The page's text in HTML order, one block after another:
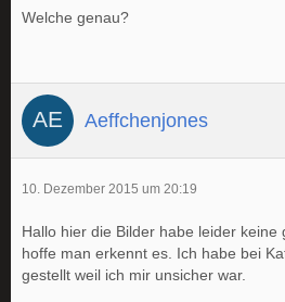
Welche genau?
Aeffchenjones
10. Dezember 2015 um 20:19
Hallo hier die Bilder habe leider keine
hoffe man erkennt es. Ich habe bei
gestellt weil ich mir unsicher war.